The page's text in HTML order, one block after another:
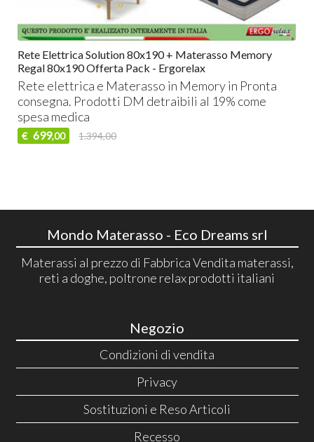
Rete Elettrica Solution 80x190 + Materasso Memory
Regal 80x190 Offerta Pack - Ergorelax
Rete elettrica e Materasso in Memory in Pronta
consegna. Prodotti DM detraibili al 19% come
spesa medica
€ 699,00 1.394,00
Mondo Materasso - Eco Dreams srl
Materassi al prezzo di Fabbrica Vendita materassi,
reti a doghe, poltrone relax prodotti italiani
Negozio
Condizioni di vendita
Privacy
Sostituzioni e Reso Articoli
Recesso